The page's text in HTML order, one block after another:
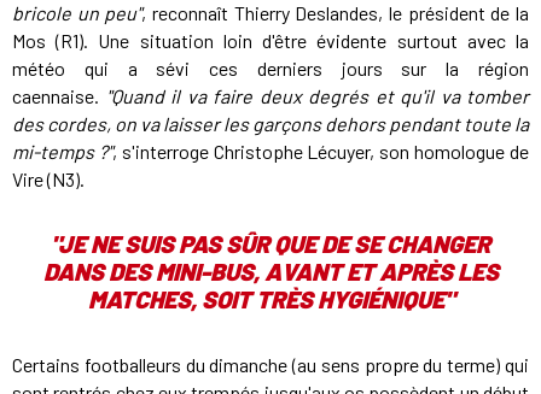
bricole un peu", reconnaît Thierry Deslandes, le président de la
Mos (R1). Une situation loin d'être évidente surtout avec la
météo qui a sévi ces derniers jours sur la région
caennaise. "Quand il va faire deux degrés et qu'il va tomber
des cordes, on va laisser les garçons dehors pendant toute la
mi-temps ?", s'interroge Christophe Lécuyer, son homologue de
Vire (N3).
"JE NE SUIS PAS SÛR QUE DE SE CHANGER
DANS DES MINI-BUS, AVANT ET APRÈS LES
MATCHES, SOIT TRÈS HYGIÉNIQUE"
Certains footballeurs du dimanche (au sens propre du terme) qui